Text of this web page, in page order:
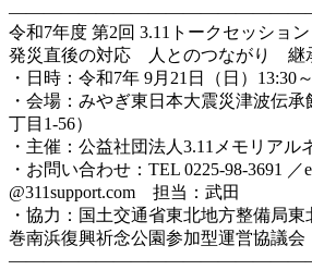
令和7年度 第2回 3.11トークセッション
発災直後の対応 人とのつながり 継
・日時：令和7年 9月21日（日）13:30
・会場：みやぎ東日本大震災津波伝
丁目1-56）
・主催：公益社団法人3.11メモリアル
・お問い合わせ：TEL 0225-98-3691 ／
@311support.com 担当：武田
・協力：国土交通省東北地方整備局
巻南浜復興祈念公園参加型運営協議会